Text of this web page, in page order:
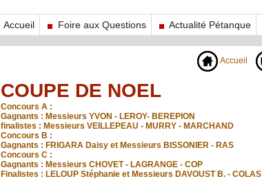
Accueil Foire aux Questions Actualité Pétanque
Accueil
COUPE DE NOEL
Concours A :
Gagnants : Messieurs YVON - LEROY- BEREPION
finalistes : Messieurs VEILLEPEAU - MURRY - MARCHAND
Concours B :
Gagnants : FRIGARA Daisy et Messieurs BISSONIER - RAS
Concours C :
Gagnants : Messieurs CHOVET - LAGRANGE - COP
Finalistes : LELOUP Stéphanie et Messieurs DAVOUST B. - COLAS